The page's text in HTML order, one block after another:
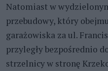
Natomiast w
przebudowy, który
garażowiska za ul.
przyległy bezpośrednio
strzelnicy w stronę